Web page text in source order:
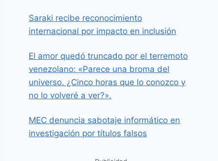
Saraki recibe reconocimiento
internacional por impacto en inclusión
El amor quedó truncado por el terremoto
venezolano: «Parece una broma del
universo. ¿Cinco horas que lo conozco y
no lo volveré a ver?».
MEC denuncia sabotaje informático en
investigación por títulos falsos